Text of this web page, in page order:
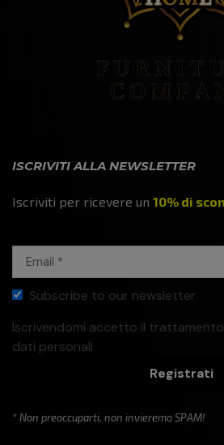
ISCRIVITI ALLA NEWSLETTER
Iscriviti per ricevere un 10% di
Subscribe to our newsletter
Iscrivendomi accetto il trattamento
dati personali
Registrati
* Non preoccuparti, non invieremo SPAM!